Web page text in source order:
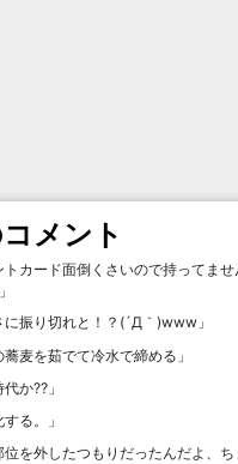
メント
トカード面倒くさいので持ってま
」
に振り切れと！？(´Д｀)www 」
蕎麦を茹でて冷水で締める 」
代か⁇ 」
る。
」
位を外したつもりだったんだよ、